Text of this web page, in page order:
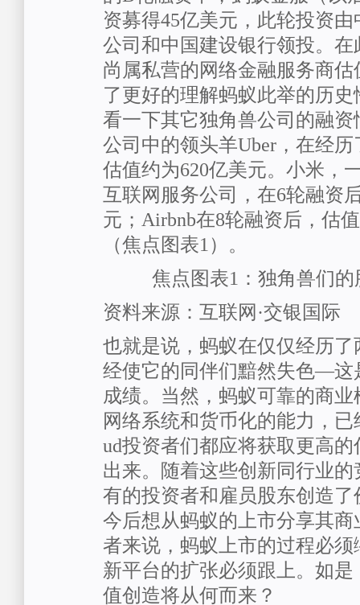
资募得45亿美元，此轮投资
公司和中国建设银行领投。
尚属私营的网络金融服务商估
了更好的理解蚂蚁此举的历
看一下其它独角兽公司的融
公司中的领头羊Uber，在经
估值约为620亿美元。小米，
互联网服务公司，在6轮融资
元；Airbnb在8轮融资后，估
（焦点图表1）。
焦点图表1：独角兽们
资料来源：互联网·交银国际
也就是说，蚂蚁在仅仅经历
经使它的同伴们黯然失色—这
成绩。当然，蚂蚁可靠的商
网络系统和货币化的能力，
ud投资者们都应将获取更高
出来。随着这些创新同行业
有的投资者和雇员股东创造
今后想从蚂蚁的上市分享其
者来说，蚂蚁上市的过程必
新平台的扩张必须跟上。如
值创造将从何而来？